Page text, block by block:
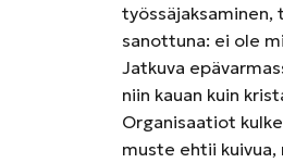
työssäjaksaminen,
sanottuna: ei ole
Jatkuva
niin kauan kuin
Organisaatiot
muste ehtii kuivua,